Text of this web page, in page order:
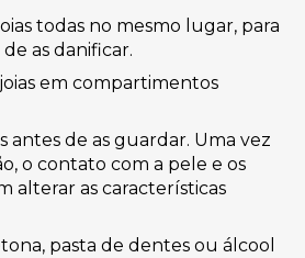
todas no mesmo lugar, para
as danificar.
em compartimentos
antes de as guardar. Uma vez
o contato com a pele e os
alterar as características
pasta de dentes ou álcool